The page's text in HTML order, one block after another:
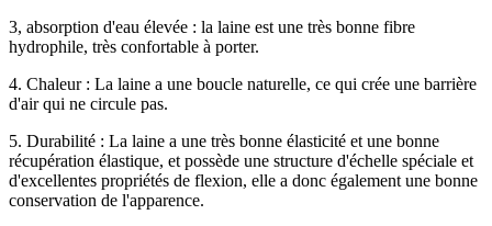
3, absorption d'eau élevée : la laine est une très bonne fibre
hydrophile, très confortable à porter.
4. Chaleur : La laine a une boucle naturelle, ce qui crée une barrière
d'air qui ne circule pas.
5. Durabilité : La laine a une très bonne élasticité et une bonne
récupération élastique, et possède une structure d'échelle spéciale et
d'excellentes propriétés de flexion, elle a donc également une bonne
conservation de l'apparence.